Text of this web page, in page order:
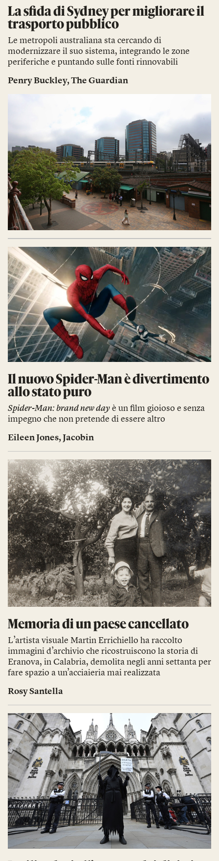
La sfida di Sydney per migliorare il
trasporto pubblico
Le metropoli australiana sta cercando di
modernizzare il suo sistema, integrando le zone
periferiche e puntando sulle fonti rinnovabili
Penry Buckley,The Guardian
Il nuovo Spider-Man è divertimento
allo stato puro
Spider-Man: brand new day è un film gioioso e senza
impegno che non pretende di essere altro
Eileen Jones,Jacobin
Memoria di un paese cancellato
L’artista visuale Martin Errichiello ha raccolto
immagini d’archivio che ricostruiscono la storia di
Eranova, in Calabria, demolita negli anni settanta per
fare spazio a un’acciaieria mai realizzata
Rosy Santella